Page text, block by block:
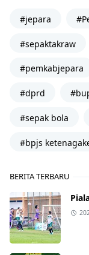
#jepara
#sepaktakraw
#pemkabjepara
#dprd
#sepak bola
#bpjs
BERITA TERBARU